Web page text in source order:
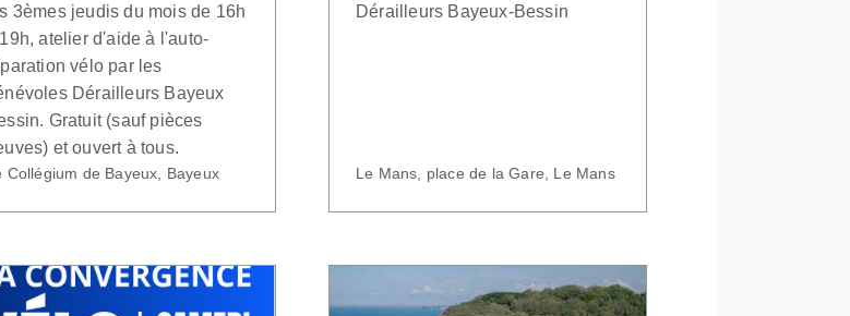
3èmes jeudis du mois de 16h
atelier d'aide à l'auto-
vélo par les
Dérailleurs Bayeux
Gratuit (sauf pièces
et ouvert à tous.
Collégium de Bayeux, Bayeux
Dérailleurs Bayeux-Bessin
Le Mans, place de la Gare, Le Mans